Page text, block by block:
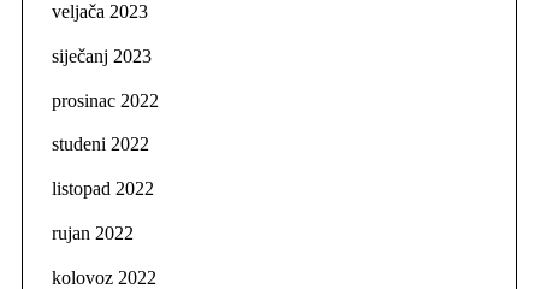
veljača 2023
siječanj 2023
prosinac 2022
studeni 2022
listopad 2022
rujan 2022
kolovoz 2022